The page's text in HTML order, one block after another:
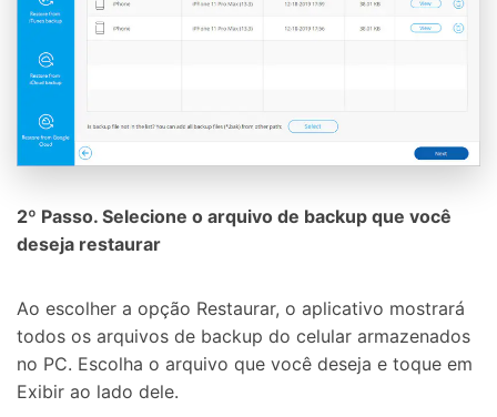
Recupere, proteja e transfira dados faclimente
Tecnologia de IA, sem complicação
Abrir APP Teste Online
2º Passo. Selecione o arquivo de backup que você
deseja restaurar
Ao escolher a opção Restaurar, o aplicativo mostrará
todos os arquivos de backup do celular armazenados
no PC. Escolha o arquivo que você deseja e toque em
Exibir ao lado dele.